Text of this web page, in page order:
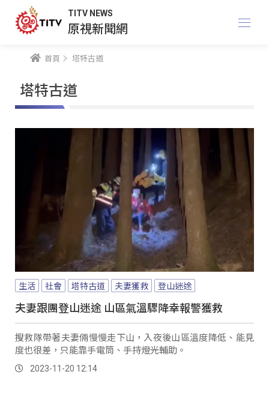
TITV NEWS
原視新聞網
首頁 塔特古道
塔特古道
生活 社會 塔特古道 夫妻獲救 登山迷途
夫妻跟團登山迷途 山區氣溫驟降幸報警獲救
搜救隊帶著夫妻倆慢慢走下山，入夜後山區溫度降低、能見
度也很差，只能靠手電筒、手持燈光輔助。
2023-11-20 12:14